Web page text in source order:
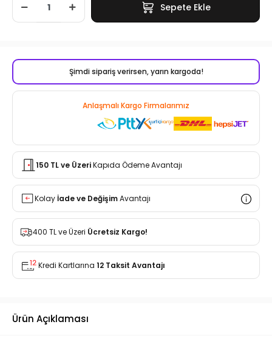
Sepete Ekle
Şimdi sipariş verirsen, yarın kargoda!
Anlaşmalı Kargo Firmalarımız
150 TL ve ÜzeriKapıda Ödeme Avantajı
Kolayİade ve DeğişimAvantajı
400 TL ve Üzeri Ücretsiz Kargo!
Kredi Kartlarına 12 Taksit Avantajı
Ürün Açıklaması